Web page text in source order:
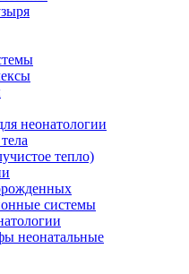
неонатологии
тепло)
системы
неонатальные